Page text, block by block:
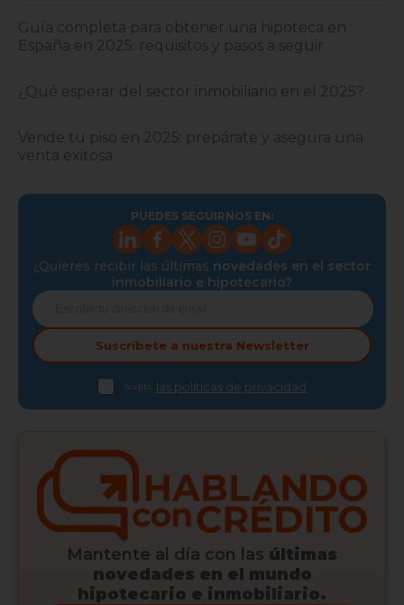
Guía completa para obtener una hipoteca en
España en 2025: requisitos y pasos a seguir
¿Qué esperar del sector inmobiliario en el 2025?
Vende tu piso en 2025: prepárate y asegura una
venta exitosa
PUEDES SEGUIRNOS EN:
¿Quieres recibir las últimas novedades en el sector
inmobiliario e hipotecario?
Suscríbete a nuestra Newsletter
Acepto las políticas de privacidad
Mantente al día con las últimas
novedades en el mundo
hipotecario e inmobiliario.